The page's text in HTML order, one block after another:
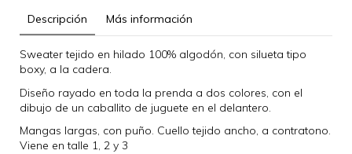
Descripción Más información
Sweater tejido en hilado 100% algodón, con silueta tipo
boxy, a la cadera.
Diseño rayado en toda la prenda a dos colores, con el
dibujo de un caballito de juguete en el delantero.
Mangas largas, con puño. Cuello tejido ancho, a contratono.
Viene en talle 1, 2 y 3